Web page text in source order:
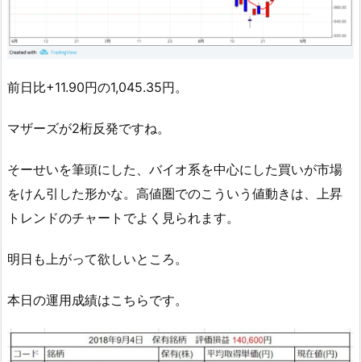
前日比+11.90円の1,045.35円。
マザーズが2桁反発ですね。
そーせいを筆頭にした、バイオ系を中心にした買いが市場
をけん引した形かな。高値圏でのこういう値動きは、上昇
トレンドのチャートでよく見られます。
明日も上がって欲しいところ。
本日の運用成績はこちらです。